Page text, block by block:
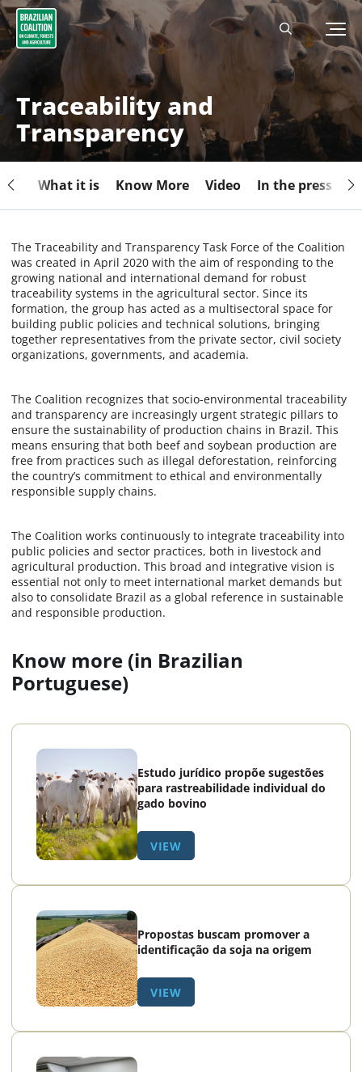
Traceability and
Transparency
What it is Know More Video In the press
The Traceability and Transparency Task Force of the Coalition
was created in April 2020 with the aim of responding to the
growing national and international demand for robust
traceability systems in the agricultural sector. Since its
formation, the group has acted as a multisectoral space for
building public policies and technical solutions, bringing
together representatives from the private sector, civil society
organizations, governments, and academia.
The Coalition recognizes that socio-environmental traceability
and transparency are increasingly urgent strategic pillars to
ensure the sustainability of production chains in Brazil. This
means ensuring that both beef and soybean production are
free from practices such as illegal deforestation, reinforcing
the country’s commitment to ethical and environmentally
responsible supply chains.
The Coalition works continuously to integrate traceability into
public policies and sector practices, both in livestock and
agricultural production. This broad and integrative vision is
essential not only to meet international market demands but
also to consolidate Brazil as a global reference in sustainable
and responsible production.
Know more (in Brazilian
Portuguese)
Estudo jurídico propõe sugestões
para rastreabilidade individual do
gado bovino
VIEW
Propostas buscam promover a
identificação da soja na origem
VIEW